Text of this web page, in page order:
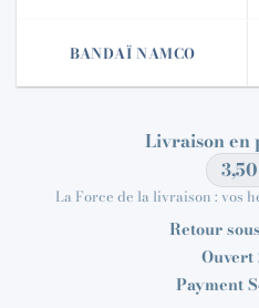
BANDAÏ NAMCO
Livraison en
La Force de la livraison : vos
Retour
Payment